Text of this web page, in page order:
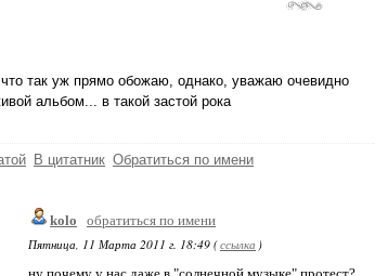
что так уж прямо обожаю, однако, уважаю очевидно
альбом... в такой застой рока
В цитатник Обратиться по имени
kolo
обратиться по имени
Пятница, 11 Марта 2011 г. 18:49 (ссылка )